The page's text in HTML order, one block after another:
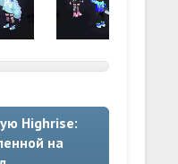
Highrise:
на